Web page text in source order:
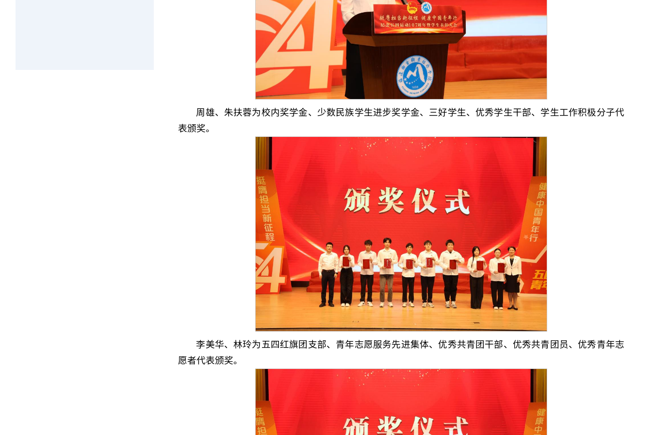
周雄、朱扶蓉为校内奖学金、少数民族学生进步奖学金、三好学生、优秀学生干部、学生工作积极分子代
表颁奖。
李美华、林玲为五四红旗团支部、青年志愿服务先进集体、优秀共青团干部、优秀共青团员、优秀青年志
愿者代表颁奖。